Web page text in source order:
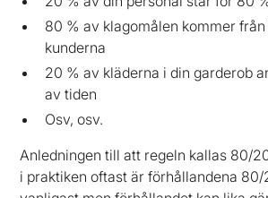
80 % av klagomålen kommer
kunderna
20 % av kläderna i din garderob
av tiden
Osv, osv.
Anledningen till att regeln kallas 80/
i praktiken oftast är förhållandena